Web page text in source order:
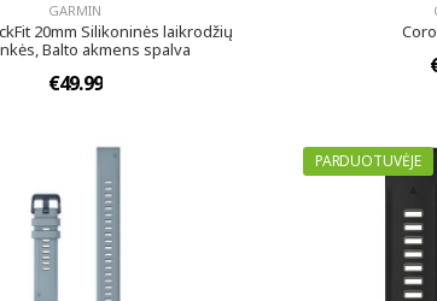
GARMIN
20mm Silikoninės laikrodžių
Balto akmens spalva
€49.99
PARDUOTUVĖJE